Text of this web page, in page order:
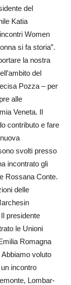
del
Katia
Women
si fa storia”.
la nostra
del
Pozza – per
alle
Veneta. Il
contributo e fare
svolti presso
incontrato gli
Rossana Conte.
delle
presidente
le Unioni
Romagna
voluto
incontro
Lom­bar­